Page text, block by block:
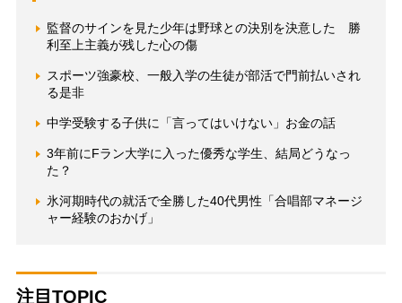
監督のサインを見た少年は野球との決別を決意した 勝
利至上主義が残した心の傷
スポーツ強豪校、一般入学の生徒が部活で門前払いされ
る是非
中学受験する子供に「言ってはいけない」お金の話
3年前にFラン大学に入った優秀な学生、結局どうなっ
た？
氷河期時代の就活で全勝した40代男性「合唱部マネージ
ャー経験のおかげ」
注目TOPIC